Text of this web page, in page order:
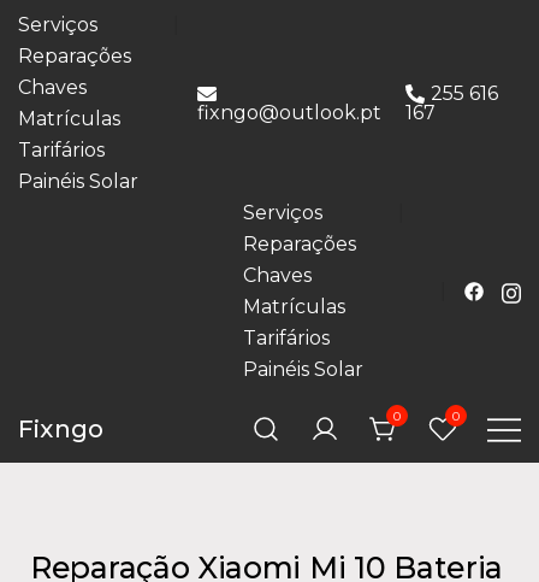
Serviços
Reparações
Chaves
Matrículas
Tarifários
Painéis Solar
fixngo@outlook.pt
255 616
167
Serviços
Reparações
Chaves
Matrículas
Tarifários
Painéis Solar
Fixngo 0 0
Reparação Xiaomi Mi 10 Bateria